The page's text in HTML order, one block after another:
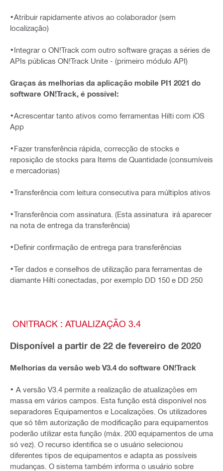
•Atribuir rapidamente ativos ao colaborador (sem
localização)
•Integrar o ON!Track com outro software graças a séries de
APIs públicas ON!Track Unite - (primeiro módulo API)
Graças ás melhorias da aplicação mobile PI1 2021 do
software ON!Track, é possível:
•Acrescentar tanto ativos como ferramentas Hilti com iOS
App
•Fazer transferência rápida, correcção de stocks e
reposição de stocks para Items de Quantidade (consumíveis
e mercadorias)
•Transferência com leitura consecutiva para múltiplos ativos
•Transferência com assinatura. (Esta assinatura irá aparecer
na nota de entrega da transferência)
•Definir confirmação de entrega para transferências
•Ter dados e conselhos de utilização para ferramentas de
diamante Hilti conectadas, por exemplo DD 150 e DD 250
ON!TRACK : ATUALIZAÇÃO 3.4
Disponível a partir de 22 de fevereiro de 2020
Melhorias da versão web V3.4 do software ON!Track
• A versão V3.4 permite a realização de atualizações em
massa em vários campos. Esta função está disponível nos
separadores Equipamentos e Localizações. Os utilizadores
que só têm autorização de modificação para equipamentos
poderão utilizar esta função (máx. 200 equipamentos de uma
só vez). O recurso identifica se o usuário selecionou
diferentes tipos de equipamentos e adapta as possíveis
mudanças. O sistema também informa o usuário sobre